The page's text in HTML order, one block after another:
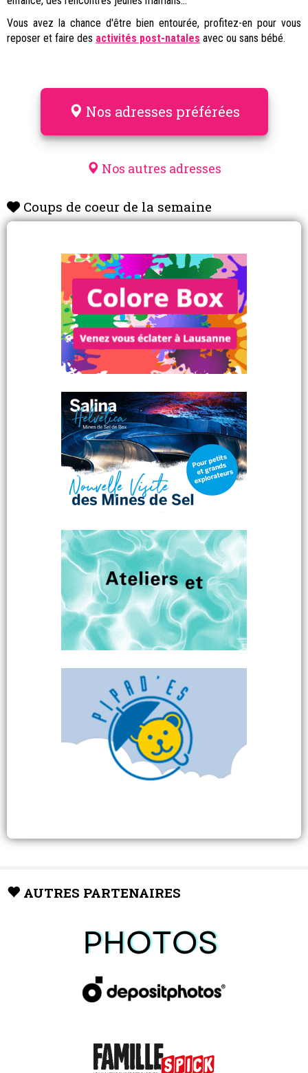
Vous avez la chance d'être bien entourée, profitez-en pour vous
reposer et faire des activités post-natales avec ou sans bébé.
Nos adresses préférées
Nos autres adresses
Coups de coeur de la semaine
AUTRES PARTENAIRES